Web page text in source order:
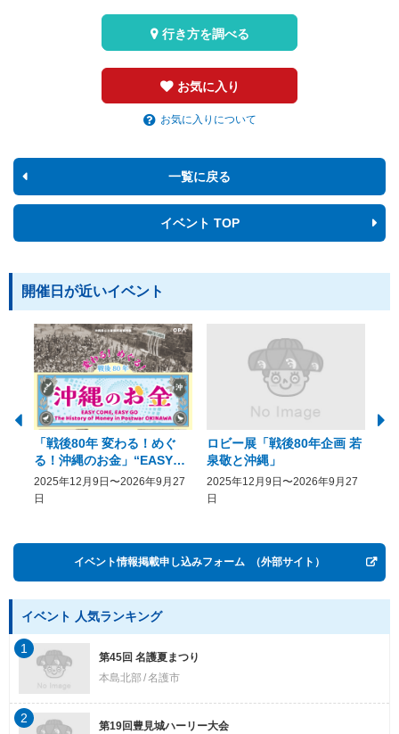
お気に入り
お気に入りについて
行き方を調べる
一覧に戻る
イベント TOP
開催日が近いイベント
「戦後80年 変わる！めぐ
る！沖縄のお金」“EASY
COME, EASY GO － The
History of Money in
2025年12月9日〜2026年9月27
日
ロビー展「戦後80年企画 若
泉敬と沖縄」
2025年12月9日〜2026年9月27
日
イベント情報掲載申し込みフォーム （外部サイト）
イベント 人気ランキング
第45回 名護夏まつり
本島北部 名護市
1
第19回豊見城ハーリー大会
2